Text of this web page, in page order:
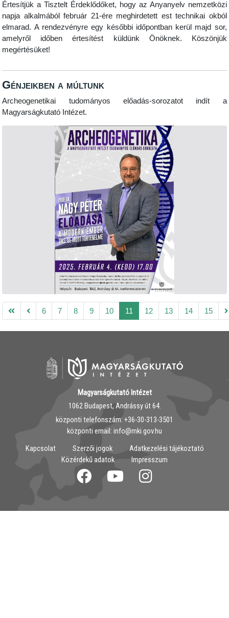
Értesítjük a Tisztelt Érdeklődőket, hogy az Anyanyelv nemzetközi
napja alkalmából február 21-ére meghirdetett est technikai okból
elmarad. A rendezvényre egy későbbi időpontban kerül majd sor,
amelyről időben értesítést küldünk Önöknek. Köszönjük
megértésüket!
Génjeikben a múltunk
Archeogenetikai tudományos előadás-sorozatot indít a
Magyarságkutató Intézet.
6 7 8 9 10 11 12 13 14 15
Magyarságkutató Intézet
1062 Budapest, Andrássy út 64.
központi telefonszám: ‭+36-30-313-3501
központi email: info@mki.gov.hu
Kapcsolat
Szerzői jogok
Adatkezelési tájékoztató
Közérdekű adatok
Impresszum